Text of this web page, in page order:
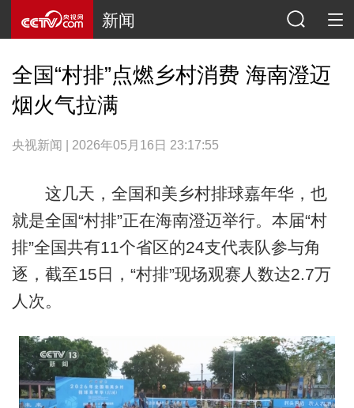
新闻
全国“村排”点燃乡村消费 海南澄迈
烟火气拉满
央视新闻 | 2026年05月16日 23:17:55
这几天，全国和美乡村排球嘉年华，也
就是全国“村排”正在海南澄迈举行。本届“村
排”全国共有11个省区的24支代表队参与角
逐，截至15日，“村排”现场观赛人数达2.7万
人次。